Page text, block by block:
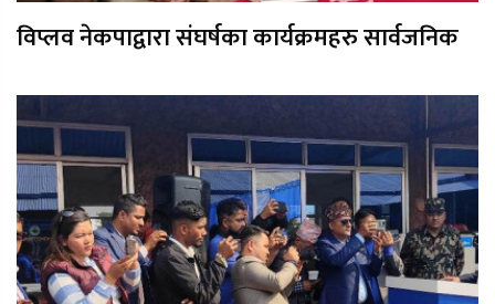
विप्लव नेकपाद्वारा संघर्षका कार्यक्रमहरु सार्वजनिक